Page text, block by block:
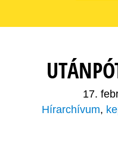
17.
Hírarchívum,